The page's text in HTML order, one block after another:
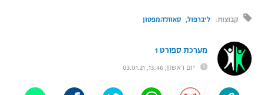
"מחצית בשכונה" – פודקאסט
ליגות נוספות
UFC
היאבקות WWE
קבוצות: ליברפול סאות'המפטון
מערכת ספורט 1
יום ראשון, 13:46, 03.01.21